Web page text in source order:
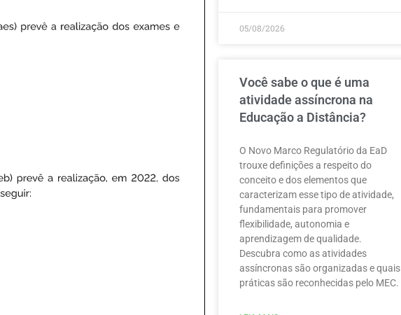
05/08/2026
Você sabe o que é uma
atividade assíncrona na
Educação a Distância?
O Novo Marco Regulatório da EaD
trouxe definições a respeito do
conceito e dos elementos que
caracterizam esse tipo de atividade,
fundamentais para promover
flexibilidade, autonomia e
aprendizagem de qualidade.
Descubra como as atividades
assíncronas são organizadas e quais
práticas são reconhecidas pelo MEC.